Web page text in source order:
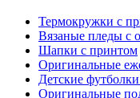
Термокружки с
Вязаные пледы с
Шапки с принтом
Оригинальные
Детские
Оригинальные